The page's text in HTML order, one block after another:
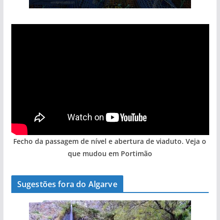
Fecho da passagem de nível e abertura de viaduto. Veja o
que mudou em Portimão
Sugestões fora do Algarve